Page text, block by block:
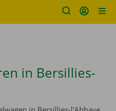
in Bersillies-